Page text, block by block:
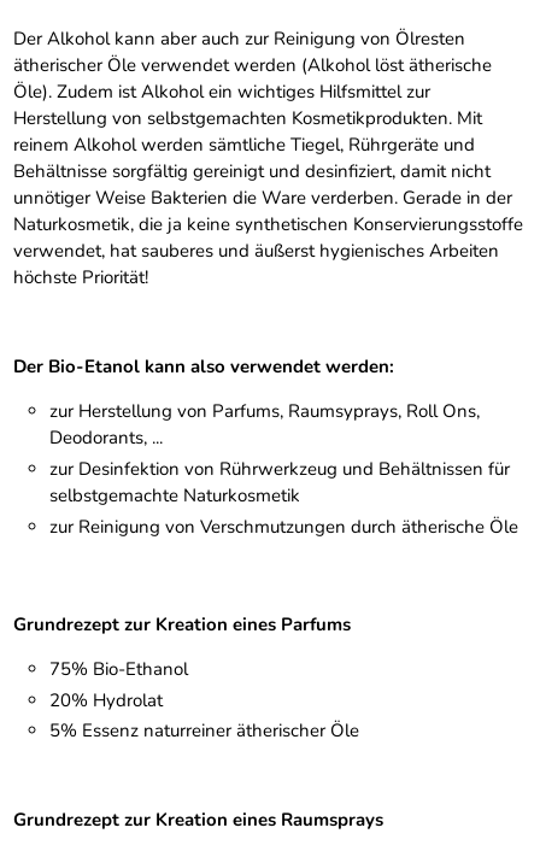
Der Alkohol kann aber auch zur Reinigung von Ölresten
ätherischer Öle verwendet werden (Alkohol löst ätherische
Öle). Zudem ist Alkohol ein wichtiges Hilfsmittel zur
Herstellung von selbstgemachten Kosmetikprodukten. Mit
reinem Alkohol werden sämtliche Tiegel, Rührgeräte und
Behältnisse sorgfältig gereinigt und desinfiziert, damit nicht
unnötiger Weise Bakterien die Ware verderben. Gerade in der
Naturkosmetik, die ja keine synthetischen Konservierungsstoffe
verwendet, hat sauberes und äußerst hygienisches Arbeiten
höchste Priorität!
Der Bio-Etanol kann also verwendet werden:
zur Herstellung von Parfums, Raumsyprays, Roll Ons,
Deodorants, ...
zur Desinfektion von Rührwerkzeug und Behältnissen für
selbstgemachte Naturkosmetik
zur Reinigung von Verschmutzungen durch ätherische Öle
Grundrezept zur Kreation eines Parfums
75% Bio-Ethanol
20% Hydrolat
5% Essenz naturreiner ätherischer Öle
Grundrezept zur Kreation eines Raumsprays